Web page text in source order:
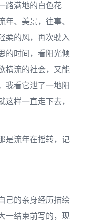
路满地的白色花
年、美景，往事、
柔的风，再次驶入
的时间，看阳光倾
横流的社会，又能
我看它泄了一地阳
这样一直走下去，
是流年在摇转，记
己的亲身经历描绘
一结束前写的，现